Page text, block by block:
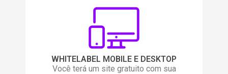
WHITELABEL MOBILE E DESKTOP
Você terá um site gratuito com sua